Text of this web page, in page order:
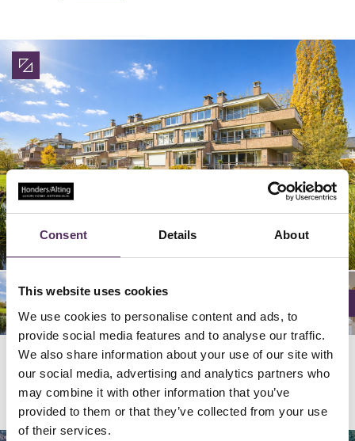
Consent Details About
This website uses cookies
We use cookies to personalise content and ads, to
provide social media features and to analyse our traffic.
We also share information about your use of our site with
our social media, advertising and analytics partners who
may combine it with other information that you’ve
provided to them or that they’ve collected from your use
of their services.
01/
02/
03/
04/
05/
06/
07/
08/
09/
10/
11/
12/
13/
14/
15/
16/
17/
18/
19/
20/
21/
22/
23/
24/
25/
26/
27/
28/
29/
30/
31/
32/
33/
34/
35/
36/
37/
38/
Locatie